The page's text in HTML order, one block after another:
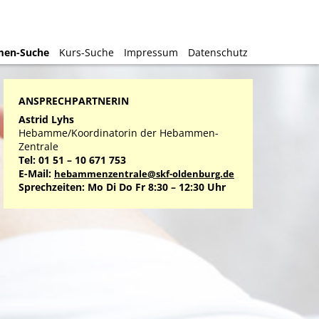
Suche Kurs-Suche Impressum Datenschutz
Suche Kurs-Suche Impressum Datenschutz
ANSPRECHPARTNERIN
Astrid Lyhs
Hebamme/Koordinatorin der Hebammen-
Zentrale
Tel: 01 51 – 10 671 753
E-Mail: hebammenzentrale@skf-oldenburg.de
Sprechzeiten: Mo Di Do Fr 8:30 – 12:30 Uhr